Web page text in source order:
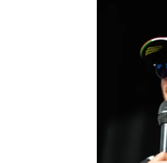
MÁS CATEGORÍAS